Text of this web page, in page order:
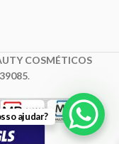
COSMÉTICOS
.
ajudar?